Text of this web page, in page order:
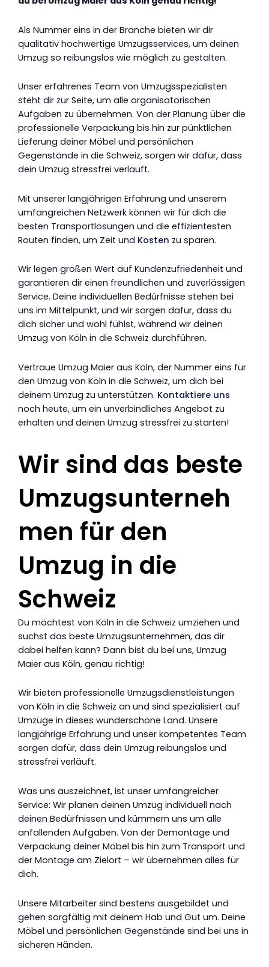
Als Nummer eins in der Branche bieten wir dir
qualitativ hochwertige Umzugsservices, um deinen
Umzug so reibungslos wie möglich zu gestalten.
Unser erfahrenes Team von Umzugsspezialisten
steht dir zur Seite, um alle organisatorischen
Aufgaben zu übernehmen. Von der Planung über die
professionelle Verpackung bis hin zur pünktlichen
Lieferung deiner Möbel und persönlichen
Gegenstände in die Schweiz, sorgen wir dafür, dass
dein Umzug stressfrei verläuft.
Mit unserer langjährigen Erfahrung und unserem
umfangreichen Netzwerk können wir für dich die
besten Transportlösungen und die effizientesten
Routen finden, um Zeit und Kosten zu sparen.
Wir legen großen Wert auf Kundenzufriedenheit und
garantieren dir einen freundlichen und zuverlässigen
Service. Deine individuellen Bedürfnisse stehen bei
uns im Mittelpunkt, und wir sorgen dafür, dass du
dich sicher und wohl fühlst, während wir deinen
Umzug von Köln in die Schweiz durchführen.
Vertraue Umzug Maier aus Köln, der Nummer eins für
den Umzug von Köln in die Schweiz, um dich bei
deinem Umzug zu unterstützen. Kontaktiere uns
noch heute, um ein unverbindliches Angebot zu
erhalten und deinen Umzug stressfrei zu starten!
Wir sind das beste
Umzugsunterneh
men für den
Umzug in die
Schweiz
Du möchtest von Köln in die Schweiz umziehen und
suchst das beste Umzugsunternehmen, das dir
dabei helfen kann? Dann bist du bei uns, Umzug
Maier aus Köln, genau richtig!
Wir bieten professionelle Umzugsdienstleistungen
von Köln in die Schweiz an und sind spezialisiert auf
Umzüge in dieses wunderschöne Land. Unsere
langjährige Erfahrung und unser kompetentes Team
sorgen dafür, dass dein Umzug reibungslos und
stressfrei verläuft.
Was uns auszeichnet, ist unser umfangreicher
Service: Wir planen deinen Umzug individuell nach
deinen Bedürfnissen und kümmern uns um alle
anfallenden Aufgaben. Von der Demontage und
Verpackung deiner Möbel bis hin zum Transport und
der Montage am Zielort – wir übernehmen alles für
dich.
Unsere Mitarbeiter sind bestens ausgebildet und
gehen sorgfältig mit deinem Hab und Gut um. Deine
Möbel und persönlichen Gegenstände sind bei uns in
sicheren Händen.